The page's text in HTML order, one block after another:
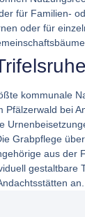
für Familien-
oder für
kommunale
Pfälzerwald bei
Grabpflege
aus der
gestaltbare
an.